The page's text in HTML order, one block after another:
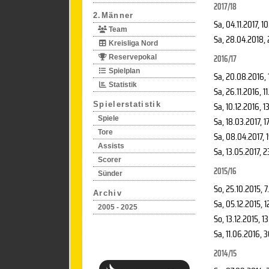
2.Männer
Team
Kreisliga Nord
Reservepokal
Spielplan
Statistik
Spielerstatistik
Spiele
Tore
Assists
Scorer
Sünder
Archiv
2005 - 2025
2017/18
Sa, 04.11.2017,
Sa, 28.04.2018,
2016/17
Sa, 20.08.2016,
Sa, 26.11.2016,
Sa, 10.12.2016,
Sa, 18.03.2017,
Sa, 08.04.2017,
Sa, 13.05.2017,
2015/16
So, 25.10.2015,
Sa, 05.12.2015,
So, 13.12.2015,
Sa, 11.06.2016,
2014/15